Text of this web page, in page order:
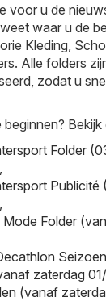
voor u de
waar u de
Kleding,
Alle folders
zodat u
Folder
Folder
zaterdag
(vanaf